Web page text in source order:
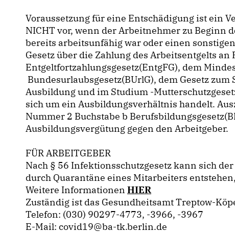
Voraussetzung für eine Entschädigung ist ein
NICHT vor, wenn der Arbeitnehmer zu Beginn
bereits arbeitsunfähig war oder einen
Gesetz über die Zahlung des Arbeitsentgelts
Entgeltfortzahlungsgesetz(EntgFG), dem
Bundesurlaubsgesetz(BUrlG), dem Gesetz
Ausbildung und im Studium -
sich um ein Ausbildungsverhältnis handelt.
Nummer 2 Buchstabe b
Ausbildungsvergütung gegen den Arbeitgeber.
FÜR ARBEITGEBER
Nach § 56 Infektionsschutzgesetz kann sich
durch Quarantäne eines Mitarbeiters
Weitere Informationen HIER
Zuständig ist das Gesundheitsamt Treptow-
Telefon: (030) 90297-4773, -3966, -3967
E-Mail: covid19@ba-tk.berlin.de